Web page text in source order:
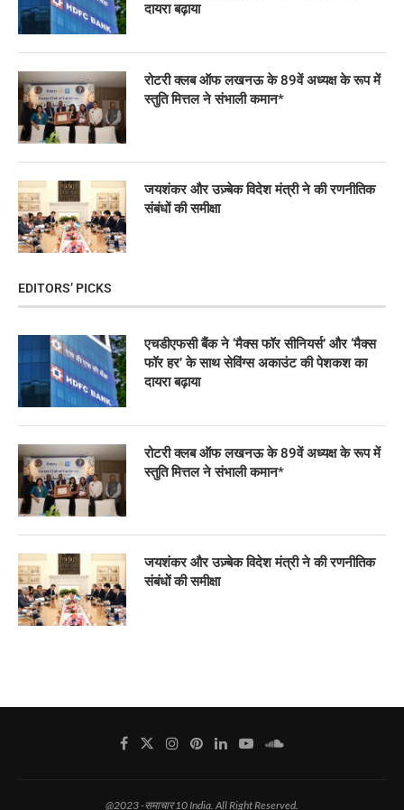
दायरा बढ़ाया
रोटरी क्लब ऑफ लखनऊ के 89वें अध्यक्ष के रूप में
स्तुति मित्तल ने संभाली कमान*
जयशंकर और उज़्बेक विदेश मंत्री ने की रणनीतिक
संबंधों की समीक्षा
EDITORS’ PICKS
एचडीएफसी बैंक ने ‘मैक्स फॉर सीनियर्स’ और ‘मैक्स
फॉर हर’ के साथ सेविंग्स अकाउंट की पेशकश का
दायरा बढ़ाया
रोटरी क्लब ऑफ लखनऊ के 89वें अध्यक्ष के रूप में
स्तुति मित्तल ने संभाली कमान*
जयशंकर और उज़्बेक विदेश मंत्री ने की रणनीतिक
संबंधों की समीक्षा
@2023 -समाचार 10 India. All Right Reserved.